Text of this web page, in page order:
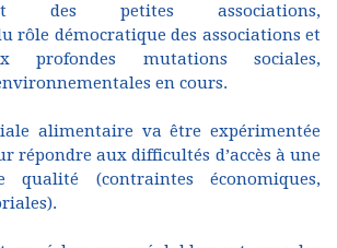
des petites associations,
rôle démocratique des associations et
profondes mutations sociales,
en cours.
alimentaire va être expérimentée
répondre aux difficultés d’accès à une
qualité (contraintes économiques,